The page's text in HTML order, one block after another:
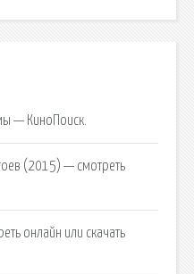
— КиноПоиск.
(2015) — смотреть
онлайн или скачать